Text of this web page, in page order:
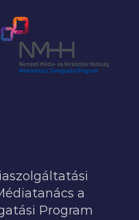
a
Program